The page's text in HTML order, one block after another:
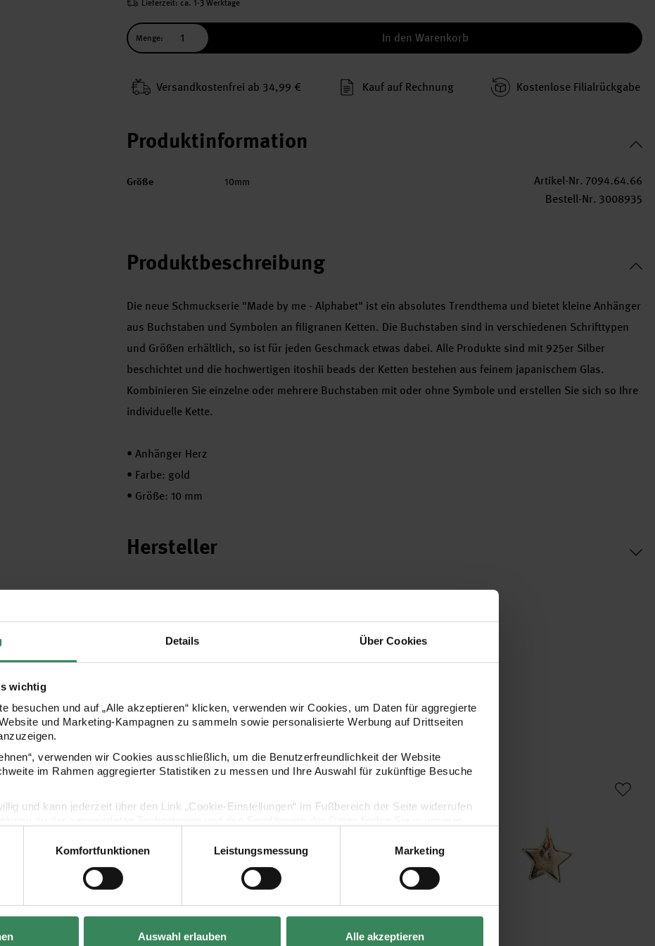
Details Über Cookies
wichtig
besuchen und auf „Alle akzeptieren“ klicken, verwenden wir Cookies, um Daten für aggregierte
und Marketing-Kampagnen zu sammeln sowie personalisierte Werbung auf Drittseiten
verwenden wir Cookies ausschließlich, um die Benutzerfreundlichkeit der Website
im Rahmen aggregierter Statistiken zu messen und Ihre Auswahl für zukünftige Besuche
und kann jederzeit über den Link „Cookie-Einstellungen“ im Fußbereich der Seite widerrufen
Vertrag widerrufen
Komfortfunktionen Leistungsmessung Marketing
Auswahl erlauben Alle akzeptieren
Lieferzeit: ca. 1-3 Werktage
Menge: In den Warenkorb
Versand­kosten­frei ab 34,99 € Kauf auf Rechnung Kosten­lose Filial­rückgabe
Produktinformation
Größe 10mm Artikel-Nr. 7094.64.66
Bestell-Nr. 3008935
Produktbeschreibung
Die neue Schmuckserie "Made by me - Alphabet" ist ein absolutes Trendthema und bietet kleine Anhänger
aus Buchstaben und Symbolen an filigranen Ketten. Die Buchstaben sind in verschiedenen Schrifttypen
und Größen erhältlich, so ist für jeden Geschmack etwas dabei. Alle Produkte sind mit 925er Silber
beschichtet und die hochwertigen itoshii beads der Ketten bestehen aus feinem japanischem Glas.
Kombinieren Sie einzelne oder mehrere Buchstaben mit oder ohne Symbole und erstellen Sie sich so Ihre
individuelle Kette.
• Anhänger Herz
• Farbe: gold
• Größe: 10 mm
Hersteller
Kaufempfehlung
Anhänger Herz gold 10x9mmAnhänger Mix9 gold 3 Stück Mix it Up - Jewellery Anhänger Scheibe Herz gold 9mmMix it Up - Jewellery Stern Anhänger